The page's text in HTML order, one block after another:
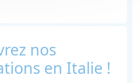
nos
en Italie !